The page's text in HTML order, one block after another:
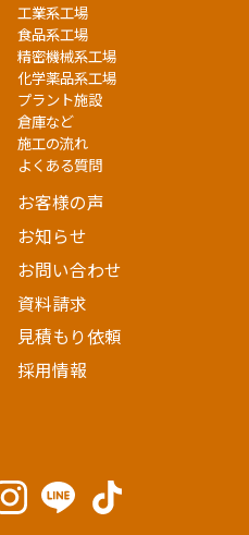
工業系工場
食品系工場
精密機械系工場
化学薬品系工場
プラント施設
倉庫など
施工の流れ
よくある質問
お客様の声
お知らせ
お問い合わせ
資料請求
見積もり依頼
採用情報